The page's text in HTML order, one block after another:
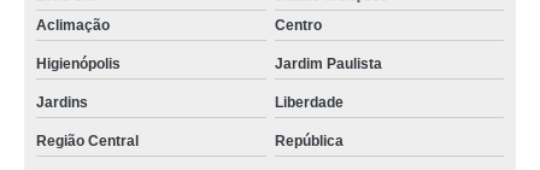
Aclimação
Centro
Higienópolis Jardim Paulista
Jardins Liberdade
Região Central República